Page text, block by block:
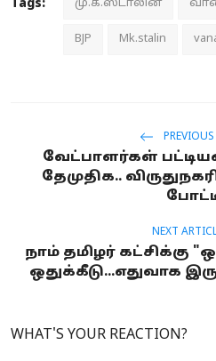
Tags: மு.க.ஸ்டாலின்
BJP Mk.stalin
வேட்பாளர்கள்
தேமுதிக..
NEXT
நாம் தமிழர் கட்சிக்கு
ஒதுக்கீடு...எதுவாக
WHAT'S YOUR REACTION?